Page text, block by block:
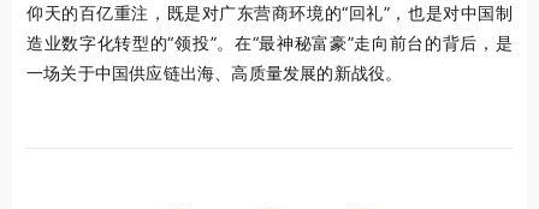
仰天的百亿重注，既是对广东营商环境的“回礼”，也是对中国制
造业数字化转型的“领投”。在“最神秘富豪”走向前台的背后，是
一场关于中国供应链出海、高质量发展的新战役。